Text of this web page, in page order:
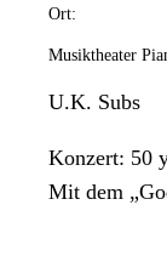
Ort:
Musiktheater
U.K. Subs
Konzert: 50
Mit dem